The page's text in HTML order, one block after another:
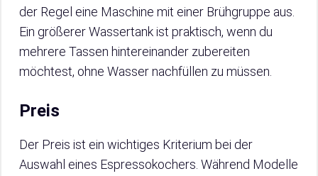
der Regel eine Maschine mit einer Brühgruppe aus.
Ein größerer Wassertank ist praktisch, wenn du
mehrere Tassen hintereinander zubereiten
möchtest, ohne Wasser nachfüllen zu müssen.
Preis
Der Preis ist ein wichtiges Kriterium bei der
Auswahl eines Espressokochers. Während Modelle